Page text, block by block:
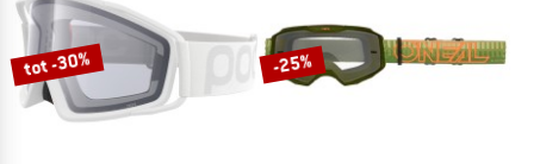
tot -30% -25%